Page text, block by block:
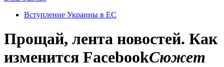
Вступление Украины в ЕС
Прощай, лента новостей. Как
изменится FacebookСюжет